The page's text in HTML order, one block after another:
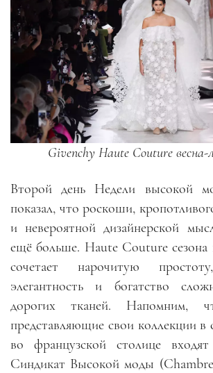
Givenchy Haute Couture весна-
Второй день Недели высокой
показал, что роскоши,
и невероятной дизайнерской
ещё больше. Haute Couture сезона
сочетает нарочитую
элегантность и богатство
дорогих тканей. Напомним,
представляющие свои коллекции в
во французской столице
Синдикат Высокой моды